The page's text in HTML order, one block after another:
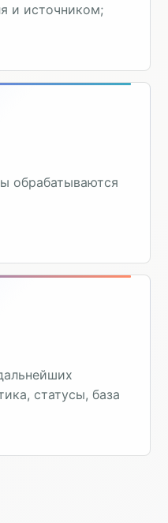
и источником;
обрабатываются
статусы, база